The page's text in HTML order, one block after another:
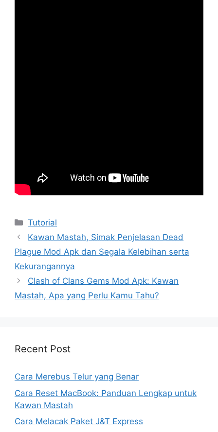
Kategori
Tutorial
Kawan Mastah, Simak Penjelasan Dead
Plague Mod Apk dan Segala Kelebihan serta
Kekurangannya
Clash of Clans Gems Mod Apk: Kawan
Mastah, Apa yang Perlu Kamu Tahu?
Recent Post
Cara Merebus Telur yang Benar
Cara Reset MacBook: Panduan Lengkap untuk
Kawan Mastah
Cara Melacak Paket J&T Express